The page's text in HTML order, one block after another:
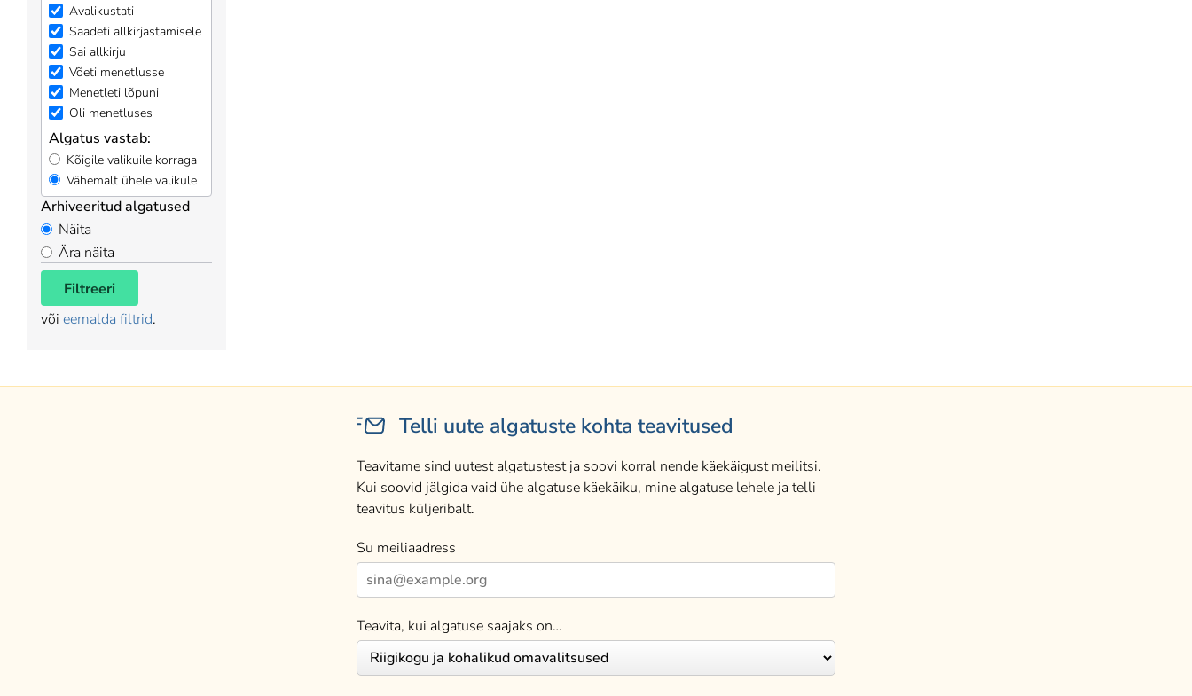
Avalikustati
Saadeti allkirjastamisele
Sai allkirju
Võeti menetlusse
Menetleti lõpuni
Oli menetluses
Algatus vastab:
Kõigile valikuile korraga
Vähemalt ühele valikule
Arhiveeritud algatused
Näita
Ära näita
Filtreeri
või eemalda filtrid.
Telli uute algatuste kohta teavitused
Teavitame sind uutest algatustest ja soovi korral nende käekäigust meilitsi.
Kui soovid jälgida vaid ühe algatuse käekäiku, mine algatuse lehele ja telli
teavitus küljeribalt.
Su meiliaadress
Teavita, kui algatuse saajaks on…